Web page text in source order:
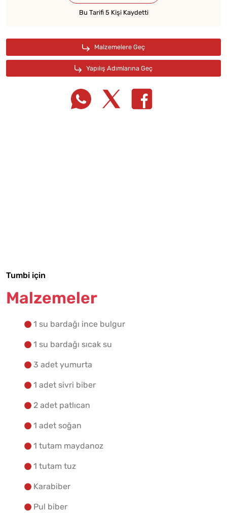
Bu Tarifi 5 Kişi Kaydetti
Tumbi için
Malzemeler
1 su bardağı ince bulgur
1 su bardağı sıcak su
3 adet yumurta
1 adet sivri biber
2 adet patlıcan
1 adet soğan
1 tutam maydanoz
1 tutam tuz
Karabiber
Pul biber